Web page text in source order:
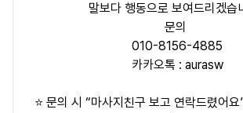
말보다 행동으로 보여드리겠습
문의
010-8156-4885
카카오톡 : aurasw
⭐ 문의 시 “마사지친구 보고 연락드렸어요